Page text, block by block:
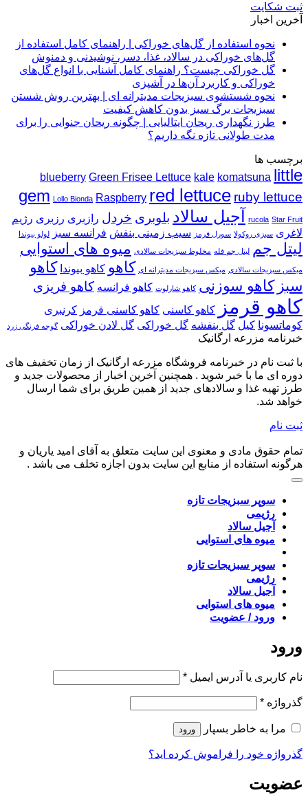
ثبت شکایت
آخرین اخبار
نحوه استفاده از گل‌های خوراکی | راهنمای کامل استفاده از
گل‌های خوراکی در سالاد، غذا، دسر، نوشیدنی و دمنوش
نحوه
از
گل‌های
در
غذا،
دمنوش
نشده
گل خوراکی چیست؟ راهنمای کامل آشنایی با انواع گل‌های
خوراکی و کاربرد آن‌ها در آشپزی
دیدگاهی
برای
گل
کامل
آشنایی
با
انواع
گل‌های
خوراکی
و
کاربرد
آن‌ها
در
آشپزی
ثبت
نشده
نحوه شستشوی سبزیجات مدیترانه‌ ای | بهترین روش شستن
سبزیجات برگ سبز بدون کاهش کیفیت
دیدگاهی
سبزیجات
مدیترانه‌
ای
بهترین
روش
شستن
سبزیجات
برگ
سبز
کاهش
کیفیت
طرز نگهداری ریحان ایتالیایی | چگونه ریحان جنوایی را برای
مدت طولانی تازه نگه داریم؟
طرز
نگهداری
ریحان
ایتالیایی
|
چگونه
ریحان
جنوایی
را
برای
مدت
طولانی
تازه
داریم؟
نشده
برچسب ها
blueberry Green Frisee Lettuce kale komatsuna little
gem Lollo Bionda Raspberry red lettuce ruby lettuce
rucola Star Fruit آجیل سالاد بلوبری خردل رازبری رزبری رژیم
لاغری سبزی روکولا سورل قرمز سیب زمینی بنفش فرانسه سبز لولو بیوندا
لیتل جم لیتل جم فله مخلوط سبزیجات سالادی میوه های استوایی
میکس سبزیجات سالادی میکس سبزیجات مدیترانه ای کاهو کاهو بیوندا کاهو
سبز کاهو سوزنی کاهو شارلوت کاهو فرانسه کاهو فریزی
کاهو قرمز کاهو کاسنی کاهو کاسنی قرمز کرنبری
کوماتسونا کیل گل بنفشه گل خوراکی گل لادن خوراکی گوجه فرنگی زرد
خبرنامه مزرعه ارگانیک
با ثبت نام در خبرنامه فروشگاه مزرعه ارگانیک از زمان تخفیف های
دوره ای ما با خبر شوید . همچنین آخرین اخبار از محصولات جدید و
طرز تهیه غذا و سالادهای جدید از همین طریق برای شما ارسال
خواهد شد.
ثبت نام
تمام حقوق مادی و معنوی این سایت متعلق به آقای امید یاریان و
هرگونه استفاده از منابع این سایت بدون اجازه تخلف می باشد .
سوپر سبزیجات تازه
رژیمی
آجیل سالاد
میوه های استوایی
سوپر سبزیجات تازه
رژیمی
آجیل سالاد
میوه های استوایی
ورود / عضویت
ورود
نام کاربری یا آدرس ایمیل *الزامی
گذرواژه *الزامی
مرا به خاطر بسپار ورود
گذرواژه خود را فراموش کرده اید؟
عضویت